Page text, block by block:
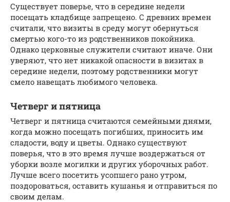
Существует поверье, что в середине недели
посещать кладбище запрещено. С древних времен
считали, что визиты в среду могут обернуться
смертью кого-то из родственников покойника.
Однако церковные служители считают иначе. Они
уверяют, что нет никакой опасности в визитах в
середине недели, поэтому родственники могут
смело навещать любимого человека.
Четверг и пятница
Четверг и пятница считаются семейными днями,
когда можно посещать погибших, приносить им
сладости, воду и цветы. Однако существуют
поверья, что в это время лучше воздержаться от
уборки возле могилки и других уборочных работ.
Лучше всего посетить усопшего рано утром,
поздороваться, оставить кушанья и отправиться по
своим делам.